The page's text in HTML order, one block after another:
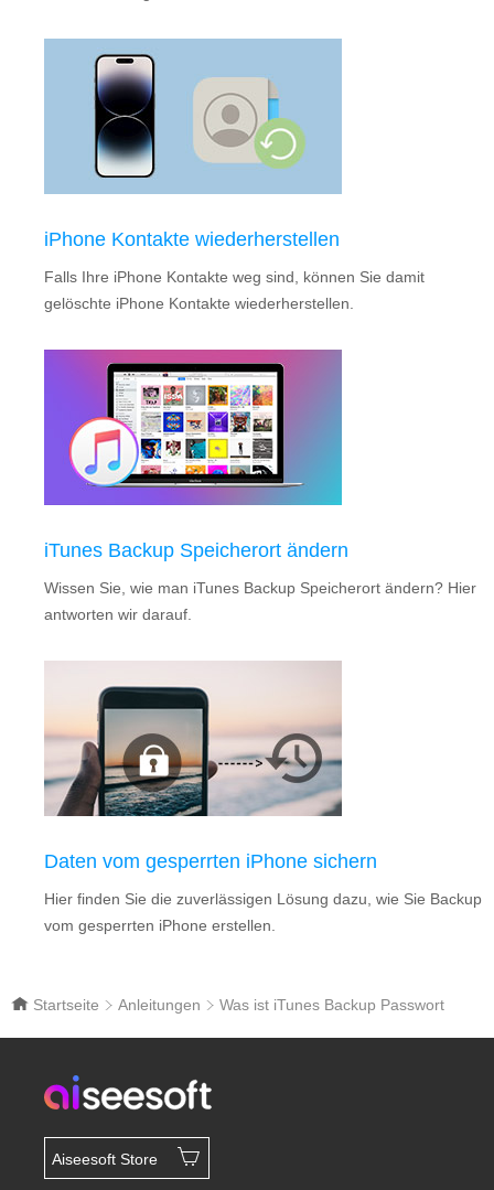
iPhone Kontakte wiederherstellen
Falls Ihre iPhone Kontakte weg sind, können Sie damit
gelöschte iPhone Kontakte wiederherstellen.
iTunes Backup Speicherort ändern
Wissen Sie, wie man iTunes Backup Speicherort ändern? Hier
antworten wir darauf.
Daten vom gesperrten iPhone sichern
Hier finden Sie die zuverlässigen Lösung dazu, wie Sie Backup
vom gesperrten iPhone erstellen.
Startseite Anleitungen Was ist iTunes Backup Passwort
Aiseesoft Store